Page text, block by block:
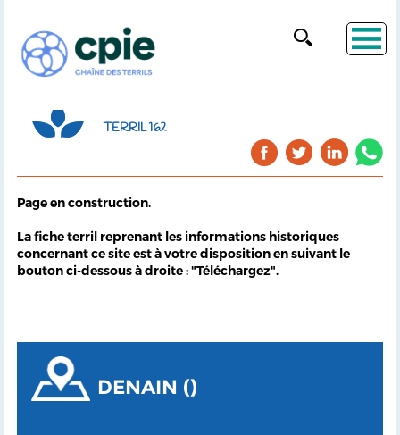
TERRIL 162
Page en construction.
La fiche terril reprenant les informations historiques
concernant ce site est à votre disposition en suivant le
bouton ci-dessous à droite : "Téléchargez".
DENAIN ()